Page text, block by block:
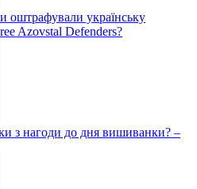
оштрафували українську
Azovstal Defenders?
з нагоди до дня вишиванки? –